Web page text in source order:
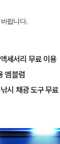
랍니다.
세서리 무료 이용
엠블럼
시 채광 도구 무